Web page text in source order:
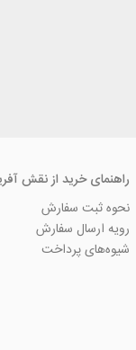
راهنمای خرید از نقش
نحوه ثبت سفارش
رویه ارسال سفارش
شیوه‌های پرداخت